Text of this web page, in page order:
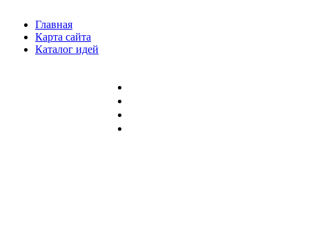
Главная
Карта сайта
Каталог идей